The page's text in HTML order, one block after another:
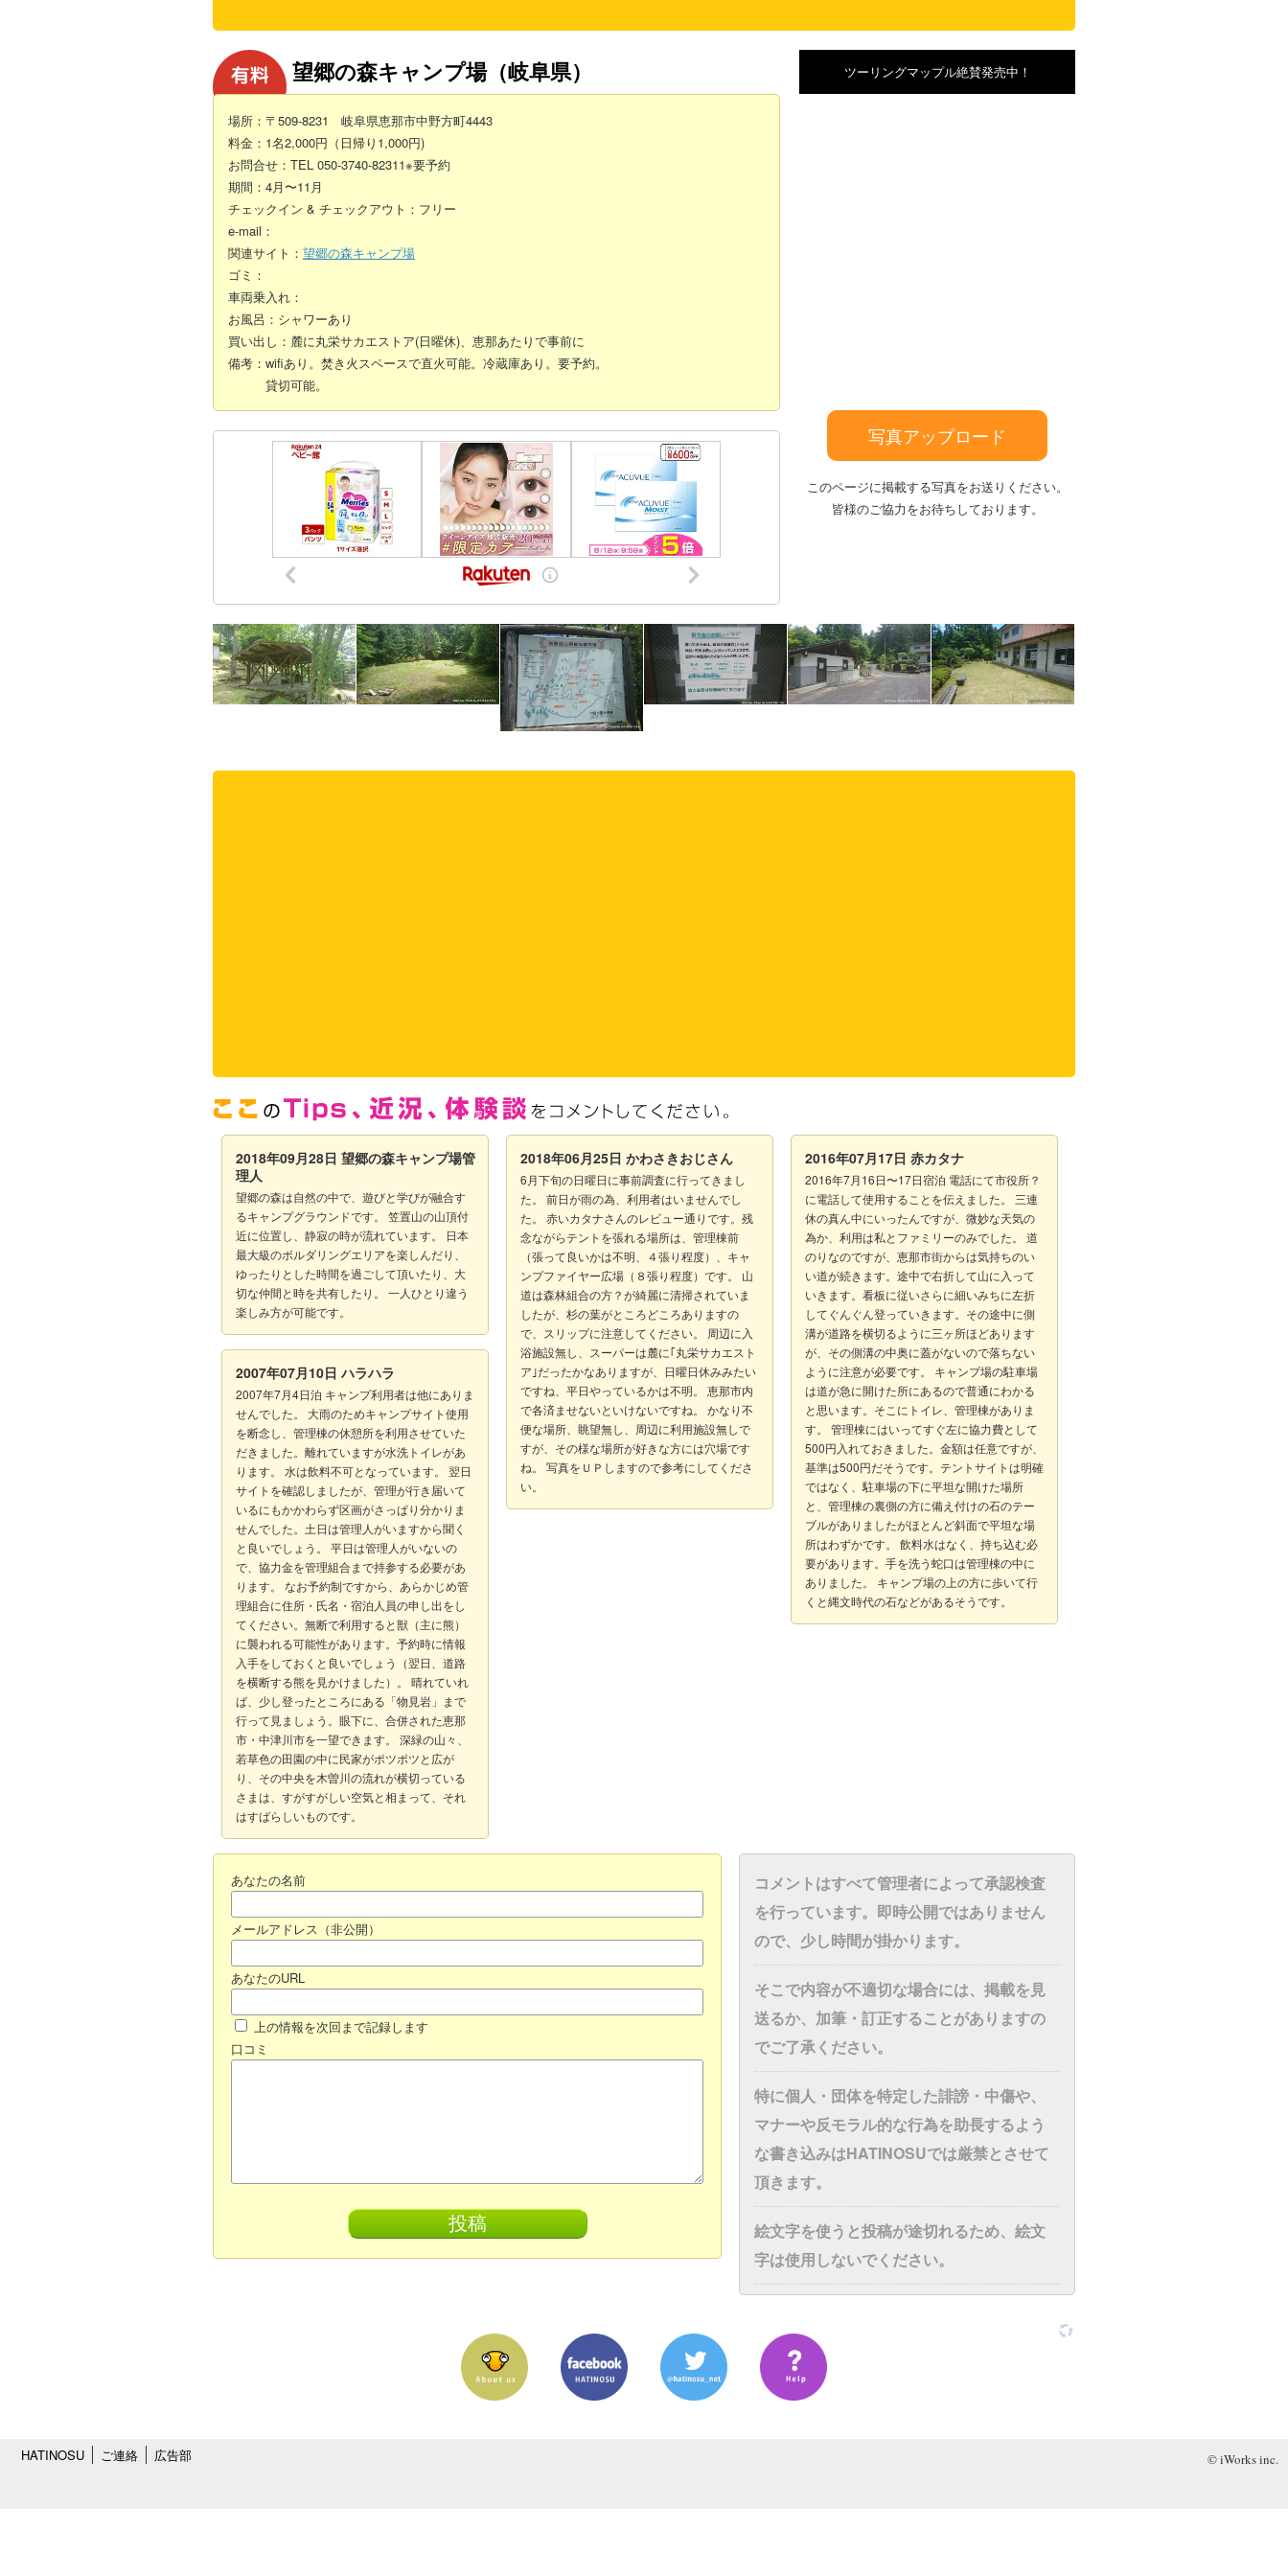
望郷の森キャンプ場（岐阜県）
場所：〒509-8231 岐阜県恵那市中野方町4443
料金：1名2,000円（日帰り1,000円)
お問合せ：TEL 050-3740-82311※要予約
期間：4月〜11月
チェックイン & チェックアウト：フリー
e-mail：
関連サイト： 望郷の森キャンプ場
ゴミ：
車両乗入れ：
お風呂：シャワーあり
買い出し：麓に丸栄サカエストア(日曜休)、恵那あたりで事前に
備考：wifiあり。焚き火スペースで直火可能。冷蔵庫あり。要予約。
貸切可能。
ツーリングマップル絶賛発売中！
写真アップロード
このページに掲載する写真をお送りください。
皆様のご協力をお待ちしております。
2018年09月28日 望郷の森キャンプ場管
理人
望郷の森は自然の中で、遊びと学びが融合す
るキャンプグラウンドです。 笠置山の山頂付
近に位置し、静寂の時が流れています。 日本
最大級のボルダリングエリアを楽しんだり、
ゆったりとした時間を過ごして頂いたり、大
切な仲間と時を共有したり。 一人ひとり違う
楽しみ方が可能です。
2018年06月25日 かわさきおじさん
6月下旬の日曜日に事前調査に行ってきまし
た。 前日が雨の為、利用者はいませんでし
た。 赤いカタナさんのレビュー通りです。残
念ながらテントを張れる場所は、管理棟前
（張って良いかは不明、４張り程度）、キャ
ンプファイヤー広場（８張り程度）です。 山
道は森林組合の方？が綺麗に清掃されていま
したが、杉の葉がところどころありますの
で、スリップに注意してください。 周辺に入
浴施設無し、スーパーは麓に｢丸栄サカエスト
ア｣だったかなありますが、日曜日休みみたい
ですね、平日やっているかは不明。 恵那市内
で各済ませないといけないですね。 かなり不
便な場所、眺望無し、周辺に利用施設無しで
すが、その様な場所が好きな方には穴場です
ね。 写真をＵＰしますので参考にしてくださ
い。
2016年07月17日 赤カタナ
2016年7月16日〜17日宿泊 電話にて市役所？
に電話して使用することを伝えました。 三連
休の真ん中にいったんですが、微妙な天気の
為か、利用は私とファミリーのみでした。 道
のりなのですが、恵那市街からは気持ちのい
い道が続きます。途中で右折して山に入って
いきます。看板に従いさらに細いみちに左折
してぐんぐん登っていきます。その途中に側
溝が道路を横切るように三ヶ所ほどあります
が、その側溝の中奥に蓋がないので落ちない
ように注意が必要です。 キャンプ場の駐車場
は道が急に開けた所にあるので普通にわかる
と思います。そこにトイレ、管理棟がありま
す。 管理棟にはいってすぐ左に協力費として
500円入れておきました。金額は任意ですが、
基準は500円だそうです。テントサイトは明確
ではなく、駐車場の下に平坦な開けた場所
と、管理棟の裏側の方に備え付けの石のテー
ブルがありましたがほとんど斜面で平坦な場
所はわずかです。 飲料水はなく、持ち込む必
要があります。手を洗う蛇口は管理棟の中に
ありました。 キャンプ場の上の方に歩いて行
くと縄文時代の石などがあるそうです。
2007年07月10日 ハラハラ
2007年7月4日泊 キャンプ利用者は他にありま
せんでした。 大雨のためキャンプサイト使用
を断念し、管理棟の休憩所を利用させていた
だきました。離れていますが水洗トイレがあ
ります。 水は飲料不可となっています。 翌日
サイトを確認しましたが、管理が行き届いて
いるにもかかわらず区画がさっぱり分かりま
せんでした。土日は管理人がいますから聞く
と良いでしょう。 平日は管理人がいないの
で、協力金を管理組合まで持参する必要があ
ります。 なお予約制ですから、あらかじめ管
理組合に住所・氏名・宿泊人員の申し出をし
てください。無断で利用すると獣（主に熊）
に襲われる可能性があります。予約時に情報
入手をしておくと良いでしょう（翌日、道路
を横断する熊を見かけました）。 晴れていれ
ば、少し登ったところにある「物見岩」まで
行って見ましょう。眼下に、合併された恵那
市・中津川市を一望できます。 深緑の山々、
若草色の田園の中に民家がポツポツと広が
り、その中央を木曽川の流れが横切っている
さまは、すがすがしい空気と相まって、それ
はすばらしいものです。
コメントはすべて管理者によって承認検査
を行っています。即時公開ではありません
ので、少し時間が掛かります。
そこで内容が不適切な場合には、掲載を見
送るか、加筆・訂正することがありますの
でご了承ください。
特に個人・団体を特定した誹謗・中傷や、
マナーや反モラル的な行為を助長するよう
な書き込みはHATINOSUでは厳禁とさせて
頂きます。
絵文字を使うと投稿が途切れるため、絵文
字は使用しないでください。
あなたの名前
メールアドレス（非公開）
あなたのURL
上の情報を次回まで記録します
口コミ
HATINOSU ご連絡 広告部 © iWorks inc.